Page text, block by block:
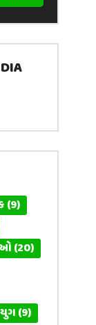
(9)
(20)
(9)